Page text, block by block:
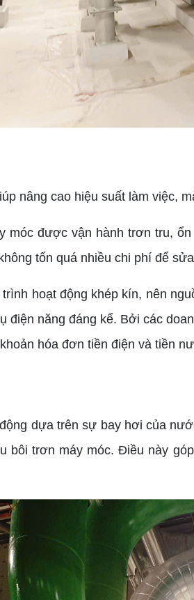
nâng cao hiệu suất làm việc,
móc được vận hành trơn tru,
tốn quá nhiều chi phí để
hoạt động khép kín, nên
điện năng đáng kể. Bởi các
hóa đơn tiền điện và tiền
dựa trên sự bay hơi của
bôi trơn máy móc. Điều này